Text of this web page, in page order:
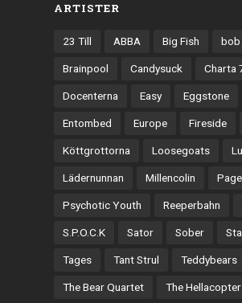
ARTISTER
23 Till ABBA Big Fish bob
Brainpool Candysuck Charta
Docenterna Easy Eggstone
Entombed Europe Fireside
Köttgrottorna Loosegoats
Lädernunnan Millencolin Page
Psychotic Youth Reeperbahn
S.P.O.C.K Sator Sober
Tages Tant Strul Teddybears
The Bear Quartet The